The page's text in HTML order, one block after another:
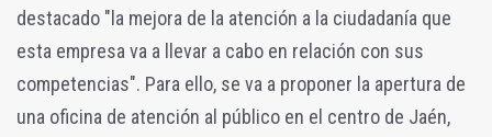
destacado "la mejora de la atención a la ciudadanía que
esta empresa va a llevar a cabo en relación con sus
competencias". Para ello, se va a proponer la apertura de
una oficina de atención al público en el centro de Jaén,